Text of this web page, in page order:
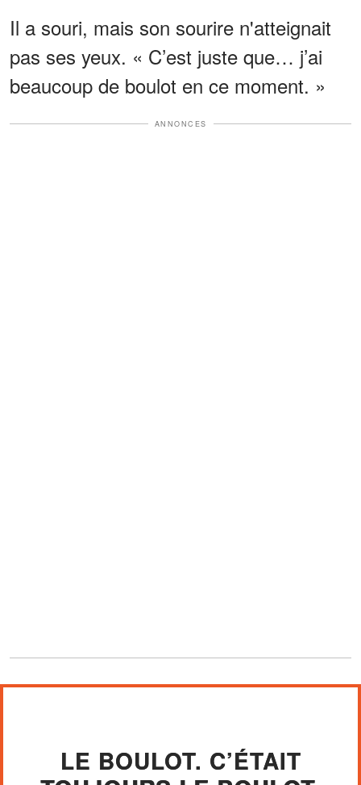
Il a souri, mais son sourire n'atteignait
pas ses yeux. « C’est juste que… j’ai
beaucoup de boulot en ce moment. »
ANNONCES
LE BOULOT. C’ÉTAIT